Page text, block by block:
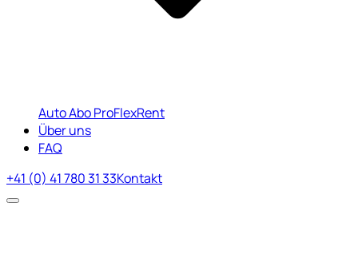
Auto Abo ProFlexRent
Über uns
FAQ
+41 (0) 41 780 31 33Kontakt